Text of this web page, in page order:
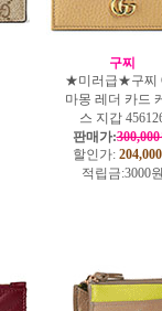
구찌
★미러급★구찌
마몽 레더 카드
스 지갑
판매가:
할인가: 204,000
적립금:3000